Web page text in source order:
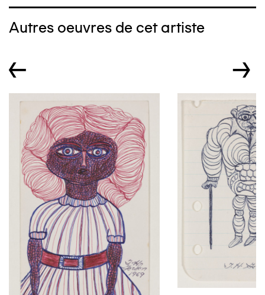
Autres oeuvres de cet artiste
← →